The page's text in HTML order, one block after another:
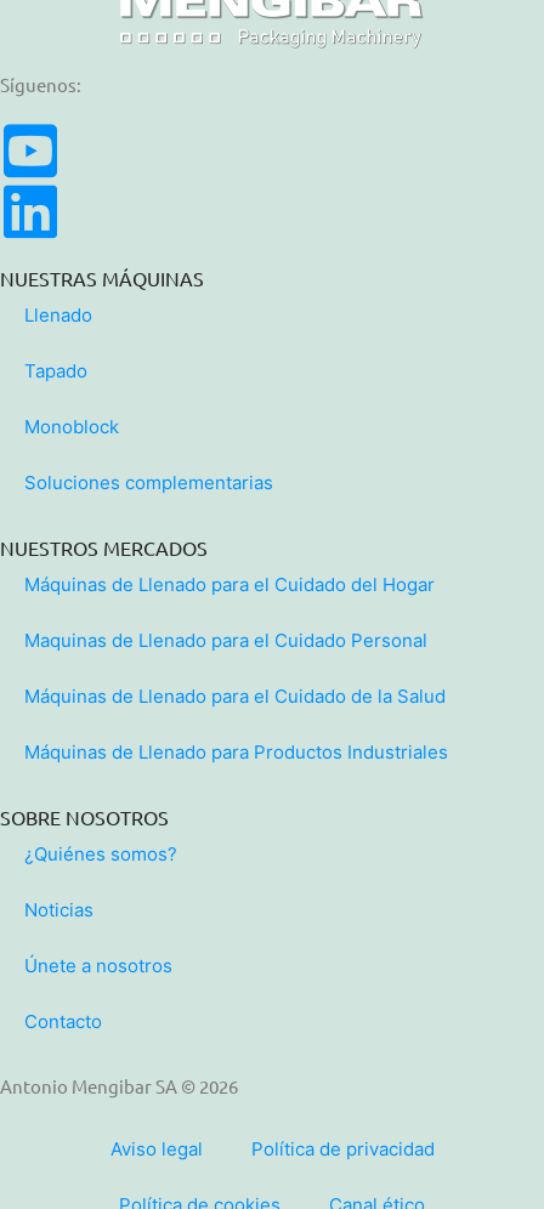
Síguenos:
NUESTRAS MÁQUINAS
Llenado
Tapado
Monoblock
Soluciones complementarias
NUESTROS MERCADOS
Máquinas de Llenado para el Cuidado del Hogar
Maquinas de Llenado para el Cuidado Personal
Máquinas de Llenado para el Cuidado de la Salud
Máquinas de Llenado para Productos Industriales
SOBRE NOSOTROS
¿Quiénes somos?
Noticias
Únete a nosotros
Contacto
Antonio Mengibar SA © 2026
Aviso legal Política de privacidad